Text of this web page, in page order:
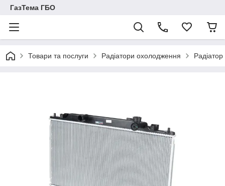
ГазТема ГБО
Товари та послуги Радіатори охолодження